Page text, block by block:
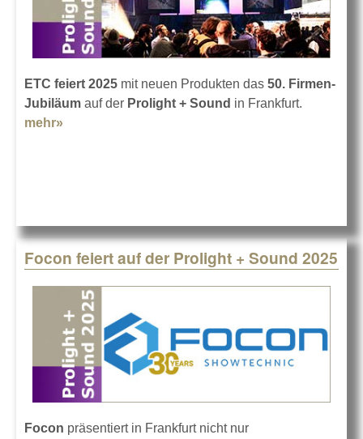
ETC feiert 2025 mit neuen Produkten das 50. Firmen-
Jubiläum auf der Prolight + Sound in Frankfurt.
mehr»
Focon feiert auf der Prolight + Sound 2025
Focon präsentiert in Frankfurt nicht nur